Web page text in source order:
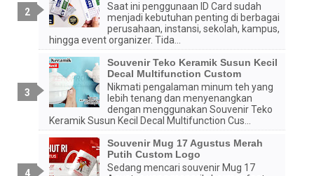
Saat ini penggunaan ID Card sudah
menjadi kebutuhan penting di berbagai
perusahaan, instansi, sekolah, kampus,
hingga event organizer. Tida...
Souvenir Teko Keramik Susun Kecil
Decal Multifunction Custom
Nikmati pengalaman minum teh yang
lebih tenang dan menyenangkan
dengan menggunakan Souvenir Teko
Keramik Susun Kecil Decal Multifunction Cus...
Souvenir Mug 17 Agustus Merah
Putih Custom Logo
Sedang mencari souvenir Mug 17